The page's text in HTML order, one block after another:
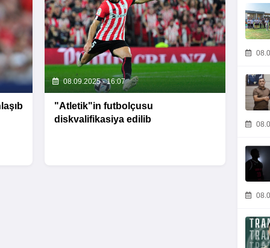
08.09.2025 - 16:07
"Atletik"in futbolçusu
diskvalifikasiya edilib